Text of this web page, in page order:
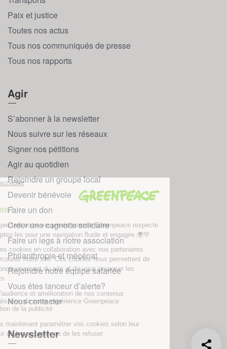
Paix et justice
Toutes nos actus
Tous nos communiqués de presse
Tous nos rapports
Agir
S’abonner à la newsletter
Nous suivre sur les réseaux
Signer nos pétitions
Agir au quotidien
Rejoindre un groupe local
Devenir bénévole
Faire un don
Créer une cagnotte solidaire
Faire un legs à notre association
Philanthropie et mécénat
Rejoindre notre équipe salariée
Vous êtes lanceur d’alerte?
Nous contacter
Newsletter